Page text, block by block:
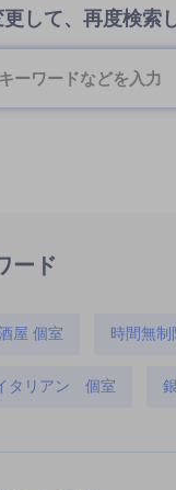
して、再度検索
ード
屋 個室 時間無制
タリアン 個室